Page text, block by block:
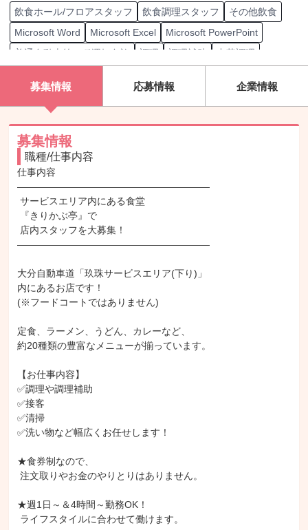
飲食ホール/フロアスタッフ 飲食調理スタッフ
その他飲食
Microsoft Word
Microsoft Excel
Microsoft PowerPoint
普通自動車第一種運転免許
調理 調理補助
中華調理
採用対象 接客/サービス職
面談相手 接客/サービス職
店内清掃
顧客層 友達連れ
募集情報 応募情報 企業情報
募集情報
職種/仕事内容
仕事内容
――――――――――――――――――――
――――――――――――――――――――
大分自動車道「玖珠サービスエリア(下り)」
内にあるお店です！
(※フードコートではありません)
定食、ラーメン、うどん、カレーなど、
約20種類の豊富なメニューが揃っています。
【お仕事内容】
✅調理や調理補助
✅接客
✅清掃
✅洗い物など幅広くお任せします！
★食券制なので、
★週1日～＆4時間～勤務OK！